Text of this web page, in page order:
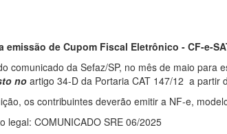
emissão de Cupom Fiscal Eletrônico - CF-e-
comunicado da Sefaz/SP, no mês de maio para
no artigo 34-D da Portaria CAT 147/12 a partir
os contribuintes deverão emitir a NF-e,
legal: COMUNICADO SRE 06/2025